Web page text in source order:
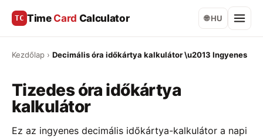
TC Time Card Calculator 🌐 HU
Kezdőlap › Decimális óra időkártya kalkulátor \u2013 Ingyenes
Tizedes óra időkártya
kalkulátor
Ez az ingyenes decimális időkártya-kalkulátor a napi